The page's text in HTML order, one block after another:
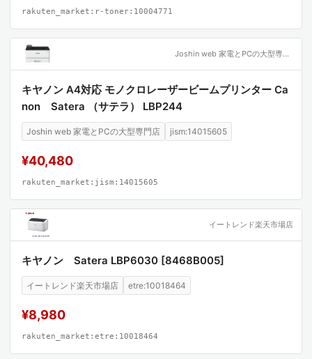
rakuten_market:r-toner:10004771
Joshin web 家電とPCの大型専門店
キヤノン A4対応 モノクロレーザービームプリンター Ca
non Satera （サテラ） LBP244
Joshin web 家電とPCの大型専門店 jism:14015605
¥40,480
rakuten_market:jism:14015605
イートレンド楽天市場店
キヤノン Satera LBP6030 [8468B005]
イートレンド楽天市場店 etre:10018464
¥8,980
rakuten_market:etre:10018464